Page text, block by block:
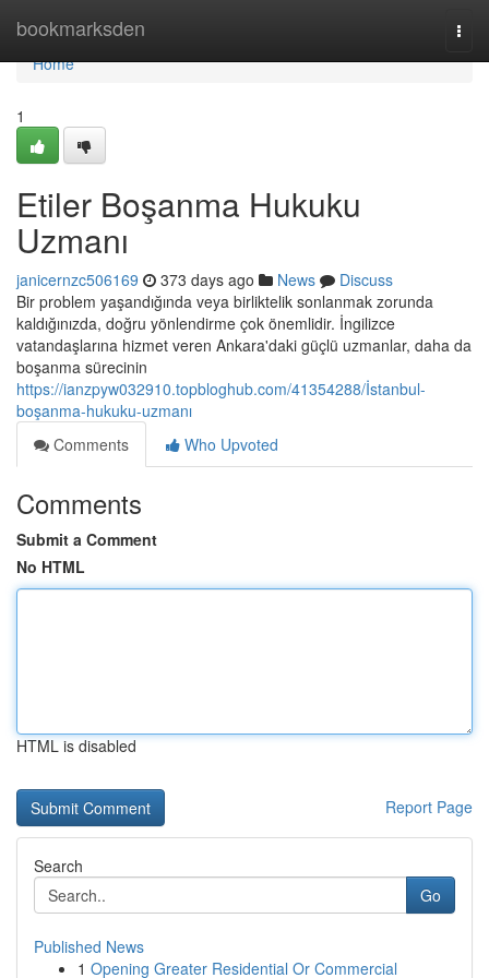
bookmarksden
Home
Home
1
Etiler Boşanma Hukuku
Uzmanı
janicernzc506169 373 days ago News
Discuss
Bir problem yaşandığında veya birliktelik sonlanmak zorunda
kaldığınızda, doğru yönlendirme çok önemlidir. İngilizce
vatandaşlarına hizmet veren Ankara'daki güçlü uzmanlar, daha da
boşanma sürecinin
https://ianzpyw032910.topbloghub.com/41354288/İstanbul-
boşanma-hukuku-uzmanı
Comments
Who Upvoted
Comments
Submit a Comment
No HTML
HTML is disabled
Report Page
Search
Go
Published News
1 Opening Greater Residential Or Commercial